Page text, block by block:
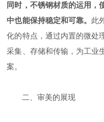
同时，不锈钢材质的运用，
中也能保持稳定和可靠。 此
化的特点，通过内置的微处
采集、存储和传输，为工业
案。
二、审美的展现